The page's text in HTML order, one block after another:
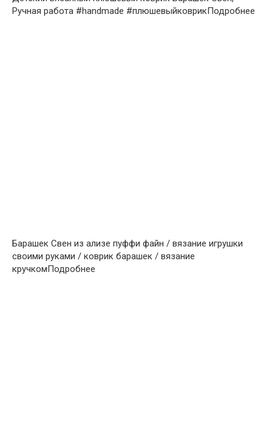
Ручная работа #handmade #плюшевыйковрикПодробнее
Барашек Свен из ализе пуффи файн / вязание игрушки
своими руками / коврик барашек / вязание
кручкомПодробнее